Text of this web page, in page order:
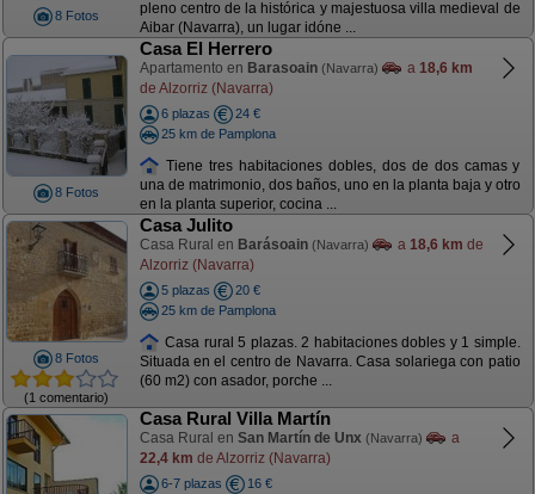
8 Fotos
pleno centro de la histórica y majestuosa villa medieval de
Aibar (Navarra), un lugar idóne ...
8 Fotos
Casa El Herrero
Apartamento en Barasoain (Navarra) a 18,6 km
de Alzorriz (Navarra)
6 plazas
24 €
25 km de Pamplona
Tiene tres habitaciones dobles, dos de dos camas y
una de matrimonio, dos baños, uno en la planta baja y otro
en la planta superior, cocina ...
8 Fotos
(1 comentario)
Casa Julito
Casa Rural en Barásoain (Navarra) a 18,6 km de
Alzorriz (Navarra)
5 plazas
20 €
25 km de Pamplona
Casa rural 5 plazas. 2 habitaciones dobles y 1 simple.
Situada en el centro de Navarra. Casa solariega con patio
(60 m2) con asador, porche ...
Casa Rural Villa Martín
Casa Rural en San Martín de Unx (Navarra)
a
22,4 km de Alzorriz (Navarra)
6-7 plazas 16 €